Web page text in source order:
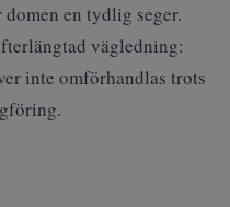
en tydlig seger.
vägledning:
inte omförhandlas trots